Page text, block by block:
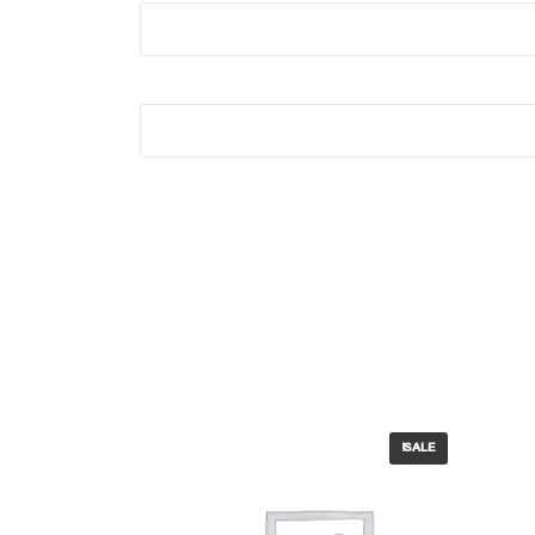
SALE!